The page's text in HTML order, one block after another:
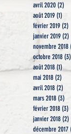
avril 2020 (2)
août 2019 (1)
février 2019 (2)
janvier 2019 (2)
novembre 2018
octobre 2018 (3)
août 2018 (1)1 post
mai 2018 (2)
avril 2018 (2)
mars 2018 (3)
février 2018 (3)
janvier 2018 (2)
décembre 2017